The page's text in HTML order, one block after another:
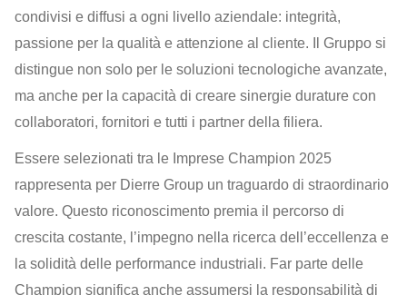
condivisi e diffusi a ogni livello aziendale: integrità,
passione per la qualità e attenzione al cliente. Il Gruppo si
distingue non solo per le soluzioni tecnologiche avanzate,
ma anche per la capacità di creare sinergie durature con
collaboratori, fornitori e tutti i partner della filiera.
Essere selezionati tra le Imprese Champion 2025
rappresenta per Dierre Group un traguardo di straordinario
valore. Questo riconoscimento premia il percorso di
crescita costante, l’impegno nella ricerca dell’eccellenza e
la solidità delle performance industriali. Far parte delle
Champion significa anche assumersi la responsabilità di